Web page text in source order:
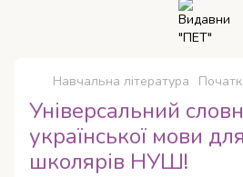
Навчальна література
Універсальний
української мови
школярів НУШ!